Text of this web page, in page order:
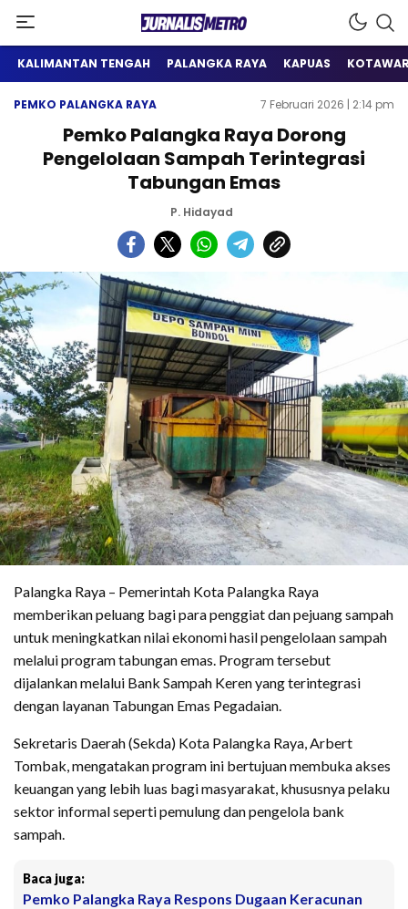
Jurnalis Metro
Satu Wadah Informasi
KALIMANTAN TENGAH PALANGKA RAYA KAPUAS
PEMKO PALANGKA RAYA 7 Februari 2026 | 2:14 pm
Pemko Palangka Raya Dorong
Pengelolaan Sampah Terintegrasi
Tabungan Emas
P. Hidayad
Palangka Raya – Pemerintah Kota Palangka Raya
memberikan peluang bagi para penggiat dan pejuang sampah
untuk meningkatkan nilai ekonomi hasil pengelolaan sampah
melalui program tabungan emas. Program tersebut
dijalankan melalui Bank Sampah Keren yang terintegrasi
dengan layanan Tabungan Emas Pegadaian.
Sekretaris Daerah (Sekda) Kota Palangka Raya, Arbert
Tombak, mengatakan program ini bertujuan membuka akses
keuangan yang lebih luas bagi masyarakat, khususnya pelaku
sektor informal seperti pemulung dan pengelola bank
sampah.
Baca juga:
Pemko Palangka Raya Respons Dugaan Keracunan